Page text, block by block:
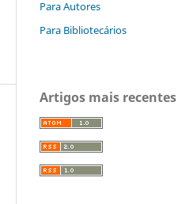
Para Autores
Para Bibliotecários
Artigos mais recentes